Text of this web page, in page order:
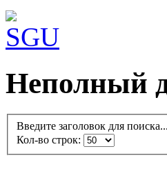
Неполный
Введите заголовок для
Кол-во строк: